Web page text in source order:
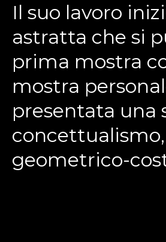
Il suo lavoro
astratta che si
prima mostra
mostra
presentata una
geometrico-